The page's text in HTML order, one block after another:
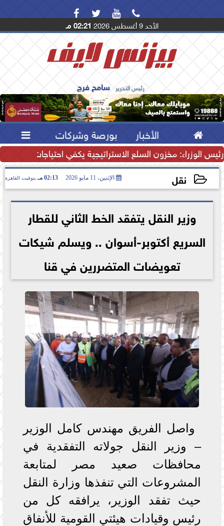
   
الأحد 9 أغسطس 2026 02:21 مـ
رئيس التحرير سامح فرج
 الأخبار بورصة وشركات 
رئيس الوزراء: مخزون السلع الاستراتيجية يكفي احتياجات
نقل الإثنين، 11 مايو 2026 02:13 مـ بتوقيت القاهرة
2026-05-11 14:13:58
وزير النقل يتفقد الخط الثاني للقطار
السريع أكتوبر-أسوان .. ويسلم شيكات
تعويضات المتضررين في قنا
واصل الفريق مهندس كامل الوزير
– وزير النقل جولاته التفقدية في
محافظات صعيد مصر لمتابعة
المشروعات التي تنفذها وزارة النقل
حيث تفقد الوزير، يرافقه كل من
رئيس وقيادات هيئتي القومية للأنفاق